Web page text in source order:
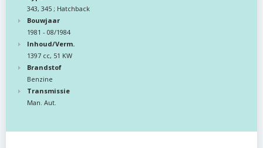
343, 345 ; Hatchback
Bouwjaar
1981 - 08/1984
Inhoud/Verm.
1397 cc, 51 KW
Brandstof
Benzine
Transmissie
Man. Aut.